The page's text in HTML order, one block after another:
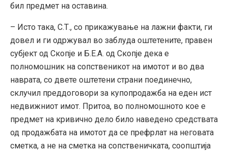
бил предмет на оставина.
– Исто така, С.Т., со прикажување на лажни факти, ги
довел и ги одржувал во заблуда оштетените, правен
субјект од Скопје и Б.Е.А. од Скопје дека е
полномошник на сопственикот на имотот и во два
наврата, со двете оштетени страни поединечно,
склучил преддоговори за купопродажба на еден ист
недвижниот имот. Притоа, во полномошното кое е
предмет на кривично дело било наведено средствата
од продажбата на имотот да се префрлат на неговата
сметка, а не на сметка на сопственичката, соопштија